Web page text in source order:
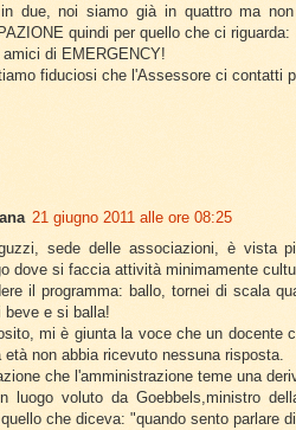
due, noi siamo già in quattro ma
quindi per quello che ci riguarda:
amici di EMERGENCY!
fiduciosi che l'Assessore ci contatti
21 giugno 2011 alle ore 08:25
sede delle associazioni, è vista
dove si faccia attività minimamente
il programma: ballo, tornei di scala
beve e si balla!
mi è giunta la voce che un docente
età non abbia ricevuto nessuna risposta.
che l'amministrazione teme una
luogo voluto da Goebbels,ministro
che diceva: "quando sento parlare